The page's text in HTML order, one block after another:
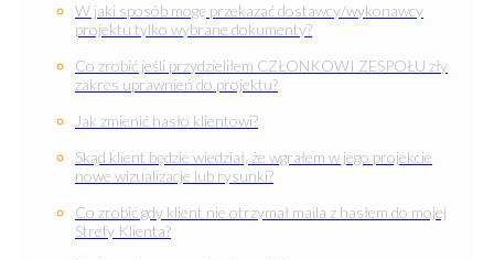
W jaki sposób mogę przekazać dostawcy/wykonawcy
projektu tylko wybrane dokumenty?
Co zrobić jeśli przydzieliłem CZŁONKOWI ZESPOŁU zły
zakres uprawnień do projektu?
Jak zmienić hasło klientowi?
Skąd klient będzie wiedział, że wgrałem w jego projekcie
nowe wizualizacje lub rysunki?
Co zrobić gdy klient nie otrzymał maila z hasłem do mojej
Strefy Klienta?